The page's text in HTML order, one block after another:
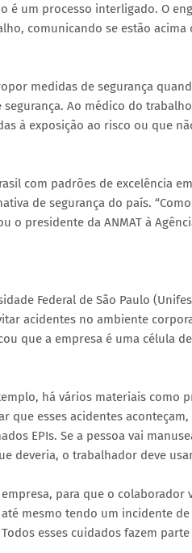
é um processo interligado. O
comunicando se estão
medidas de segurança
Ao médico do
à exposição ao risco ou que
com padrões de excelência
de segurança do país.
o presidente da ANMAT à
Federal de São Paulo
acidentes no ambiente
que a empresa é uma célula
há vários materiais como
que esses acidentes
EPIs. Se a pessoa vai
deveria, o trabalhador deve
para que o
mesmo tendo um incidente
esses cuidados fazem